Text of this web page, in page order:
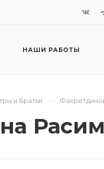
НАШИ РАБОТЫ
и братья —